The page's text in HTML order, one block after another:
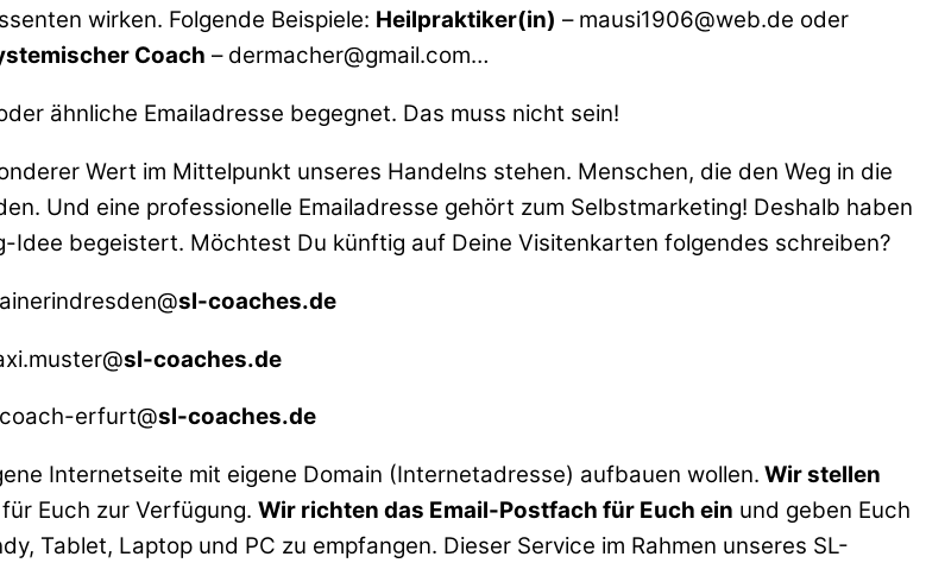
wirken. Folgende Beispiele: Heilpraktiker(in) – mausi1906@web.de oder
Coach – dermacher@gmail.com…
ähnliche Emailadresse begegnet. Das muss nicht sein!
Wert im Mittelpunkt unseres Handelns stehen. Menschen, die den Weg in die
Und eine professionelle Emailadresse gehört zum Selbstmarketing! Deshalb haben
begeistert. Möchtest Du künftig auf Deine Visitenkarten folgendes schreiben?
sl-coaches.de
sl-coaches.de
erfurt@sl-coaches.de
Internetseite mit eigene Domain (Internetadresse) aufbauen wollen. Wir stellen
für Euch zur Verfügung. Wir richten das Email-Postfach für Euch ein und geben Euch
Tablet, Laptop und PC zu empfangen. Dieser Service im Rahmen unseres SL-